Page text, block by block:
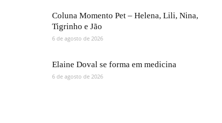
Coluna Momento Pet – Helena, Lili, Nina,
Tigrinho e Jão
6 de agosto de 2026
Elaine Doval se forma em medicina
6 de agosto de 2026